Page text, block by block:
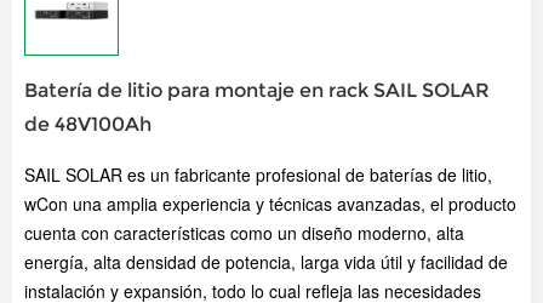
Batería de litio para montaje en rack SAIL SOLAR
de 48V100Ah
SAIL SOLAR es un fabricante profesional de baterías de litio,
wCon una amplia experiencia y técnicas avanzadas, el producto
cuenta con características como un diseño moderno, alta
energía, alta densidad de potencia, larga vida útil y facilidad de
instalación y expansión, todo lo cual refleja las necesidades